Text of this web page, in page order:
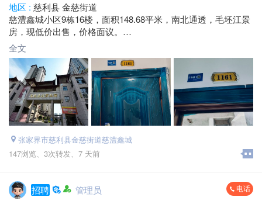
地区 : 慈利县 金慈街道
慈澧鑫城小区9栋16楼，面积148.68平米，南北通透，毛坯江景
房，现低价出售，价格面议。
电话：*****1738 毛总
全文
张家界市慈利县金慈街道慈澧鑫城
147浏览、 3次转发、 7 天前
招聘 管理员 电话